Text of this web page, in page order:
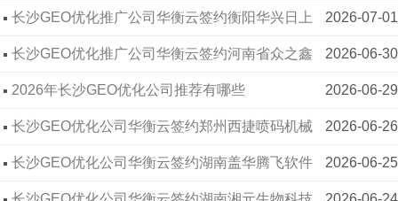
盼门业正式携手
华衡云签约衡阳财门
华衡云签约星航清洁
华衡云签约开门红酒业
华衡云签约上海亦鹿教育
华衡云签约天大幕墙设计
技术有限公司 2026-07-01
长沙GEO优化推广公司华衡云签约衡阳华兴日上
广告有限公司 2026-06-30
长沙GEO优化推广公司华衡云签约河南省众之鑫
钢结构工程有限公司 2026-06-29
2026年长沙GEO优化公司推荐有哪些
2026-06-26
长沙GEO优化公司华衡云签约郑州西捷喷码机械
有限公司 2026-06-25
长沙GEO优化公司华衡云签约湖南盖华腾飞软件
有限公司 2026-06-24
长沙GEO优化公司华衡云签约湖南湘元生物科技